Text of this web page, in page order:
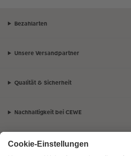
Bezahlarten
Unsere Versandpartner
Qualität & Sicherheit
Nachhaltigkeit bei CEWE
Mein Fotoservice